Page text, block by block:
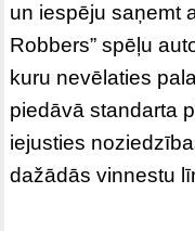
un iespēju saņemt
Robbers” spēļu
kuru nevēlaties
piedāvā standarta
iejusties
dažādās vinnestu